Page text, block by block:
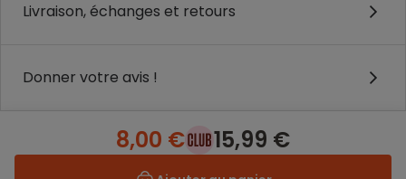
Livraison, échanges et retours
Donner votre avis !
8,00 € 15,99 €